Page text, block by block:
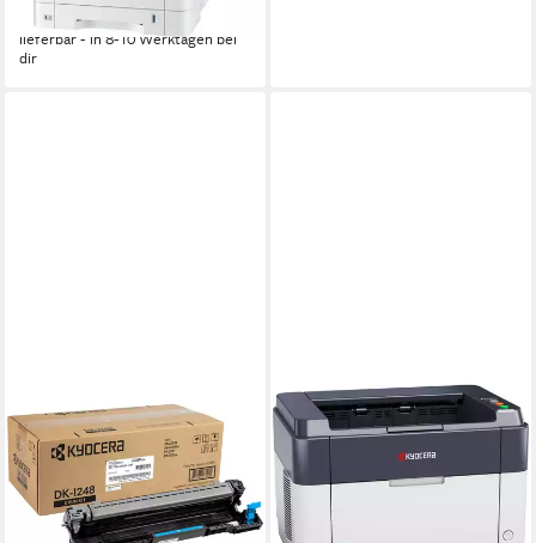
-28%
lieferbar - in 8-10 Werktagen bei
dir
Kyocera Trommeleinheit DK-
1248 Headset
ab 72,79 €
lieferbar - in 9-11 Werktagen bei
dir